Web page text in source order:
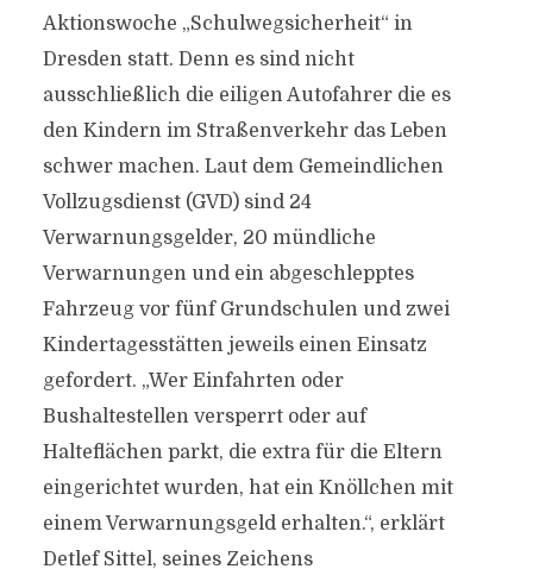
Aktionswoche „Schulwegsicherheit“ in
Dresden statt. Denn es sind nicht
ausschließlich die eiligen Autofahrer die es
den Kindern im Straßenverkehr das Leben
schwer machen. Laut dem Gemeindlichen
Vollzugsdienst (GVD) sind 24
Verwarnungsgelder, 20 mündliche
Verwarnungen und ein abgeschlepptes
Fahrzeug vor fünf Grundschulen und zwei
Kindertagesstätten jeweils einen Einsatz
gefordert. „Wer Einfahrten oder
Bushaltestellen versperrt oder auf
Halteflächen parkt, die extra für die Eltern
eingerichtet wurden, hat ein Knöllchen mit
einem Verwarnungsgeld erhalten.“, erklärt
Detlef Sittel, seines Zeichens